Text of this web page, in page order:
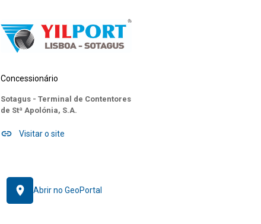
Concessionário
Sotagus - Terminal de Contentores
de Stª Apolónia, S.A.
Visitar o site
Abrir no GeoPortal